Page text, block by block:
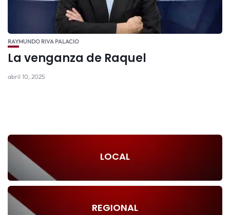
RAYMUNDO RIVA PALACIO
La venganza de Raquel
abril 10, 2025
LOCAL
REGIONAL